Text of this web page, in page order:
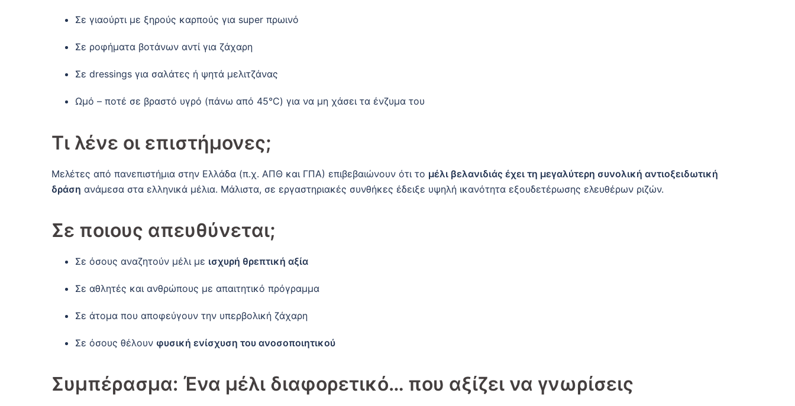
Σε γιαούρτι με ξηρούς καρπούς για super πρωινό
Σε ροφήματα βοτάνων αντί για ζάχαρη
Σε dressings για σαλάτες ή ψητά μελιτζάνας
Ωμό – ποτέ σε βραστό υγρό (πάνω από 45°C) για να μη χάσει τα ένζυμα του
Τι λένε οι επιστήμονες;
Μελέτες από πανεπιστήμια στην Ελλάδα (π.χ. ΑΠΘ και ΓΠΑ) επιβεβαιώνουν ότι το μέλι βελανιδιάς έχει τη μεγαλύτερη συνολική αντιοξειδωτική
δράση ανάμεσα στα ελληνικά μέλια. Μάλιστα, σε εργαστηριακές συνθήκες έδειξε υψηλή ικανότητα εξουδετέρωσης ελευθέρων ριζών.
Σε ποιους απευθύνεται;
Σε όσους αναζητούν μέλι με ισχυρή θρεπτική αξία
Σε αθλητές και ανθρώπους με απαιτητικό πρόγραμμα
Σε άτομα που αποφεύγουν την υπερβολική ζάχαρη
Σε όσους θέλουν φυσική ενίσχυση του ανοσοποιητικού
Συμπέρασμα: Ένα μέλι διαφορετικό… που αξίζει να γνωρίσεις